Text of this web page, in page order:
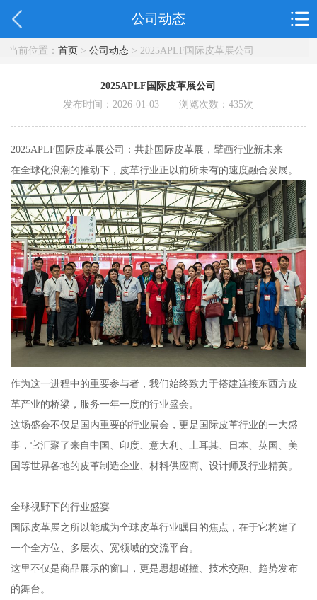
公司动态
当前位置： 首页> 公司动态> 2025APLF国际皮革展公司
2025APLF国际皮革展公司
发布时间：2026-01-03 浏览次数：435次
2025APLF国际皮革展公司：共赴国际皮革展，擘画行业新未来
在全球化浪潮的推动下，皮革行业正以前所未有的速度融合发展。
作为这一进程中的重要参与者，我们始终致力于搭建连接东西方皮
革产业的桥梁，服务一年一度的行业盛会。
这场盛会不仅是国内重要的行业展会，更是国际皮革行业的一大盛
事，它汇聚了来自中国、印度、意大利、土耳其、日本、英国、美
国等世界各地的皮革制造企业、材料供应商、设计师及行业精英。
全球视野下的行业盛宴
国际皮革展之所以能成为全球皮革行业瞩目的焦点，在于它构建了
一个全方位、多层次、宽领域的交流平台。
这里不仅是商品展示的窗口，更是思想碰撞、技术交融、趋势发布
的舞台。